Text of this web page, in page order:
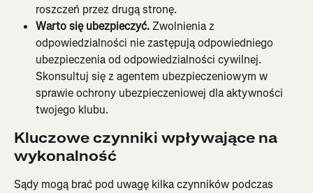
roszczeń przez drugą stronę.
Warto się ubezpieczyć. Zwolnienia z
odpowiedzialności nie zastępują odpowiedniego
ubezpieczenia od odpowiedzialności cywilnej.
Skonsultuj się z agentem ubezpieczeniowym w
sprawie ochrony ubezpieczeniowej dla aktywności
twojego klubu.
Kluczowe czynniki wpływające na
wykonalność
Sądy mogą brać pod uwagę kilka czynników podczas